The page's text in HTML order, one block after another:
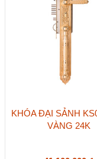
KHÓA ĐẠI SẢNH
VÀNG 24K